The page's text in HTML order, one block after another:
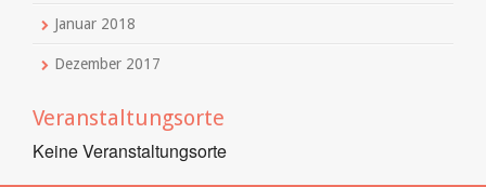
Januar 2018
Dezember 2017
Veranstaltungsorte
Keine Veranstaltungsorte